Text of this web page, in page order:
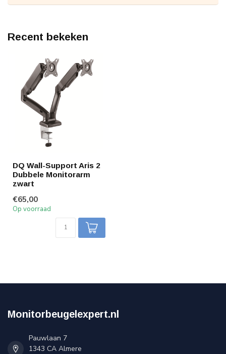
Recent bekeken
DQ Wall-Support Aris 2
Dubbele Monitorarm
zwart
€65,00
Op voorraad
Monitorbeugelexpert.nl
Pauwlaan 7
1343 CA Almere